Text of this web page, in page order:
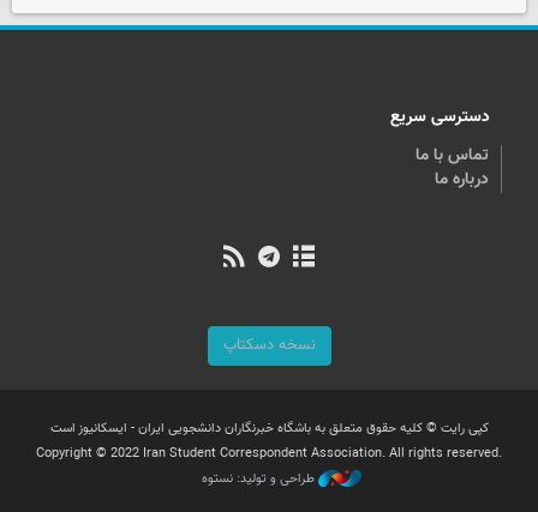
دسترسی سریع
تماس با ما
درباره ما
نسخه دسکتاپ
کپی رایت © کلیه حقوق متعلق به باشگاه خبرنگاران دانشجویی ایران - ایسکانیوز است
Copyright © 2022 Iran Student Correspondent Association. All rights reserved.
طراحی و تولید: نستوه